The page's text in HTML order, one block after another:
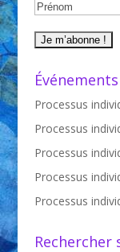
Événements
Processus
Processus
Processus
Processus
Processus
Rechercher